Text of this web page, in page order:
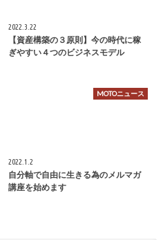
2022.3.22
【資産構築の３原則】今の時代に稼
ぎやすい４つのビジネスモデル
MOTOニュース
2022.1.2
自分軸で自由に生きる為のメルマガ
講座を始めます